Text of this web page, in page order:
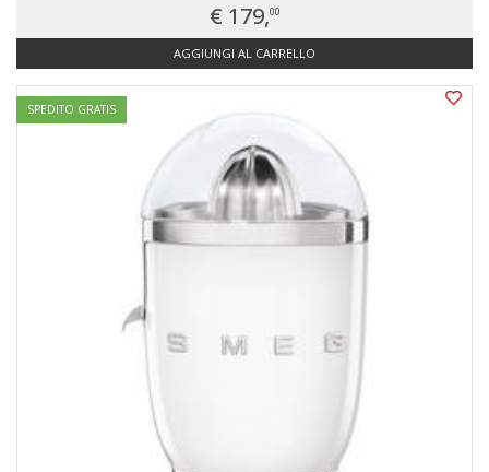
€ 179,00
AGGIUNGI AL CARRELLO
SPEDITO GRATIS